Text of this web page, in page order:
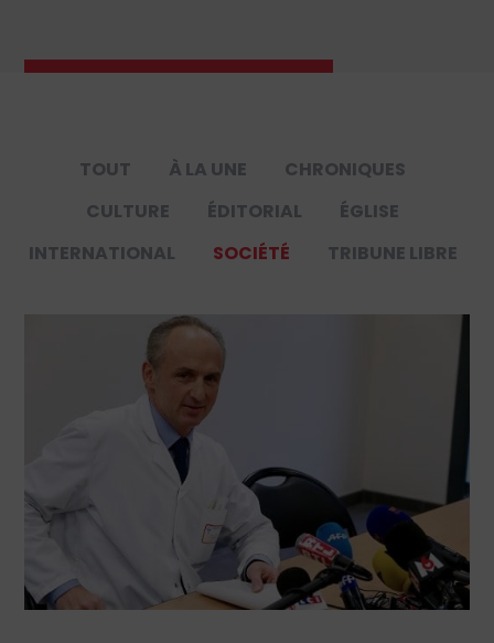
TOUT À LA UNE
CHRONIQUES
CULTURE
ÉDITORIAL
ÉGLISE
INTERNATIONAL
SOCIÉTÉ TRIBUNE LIBRE